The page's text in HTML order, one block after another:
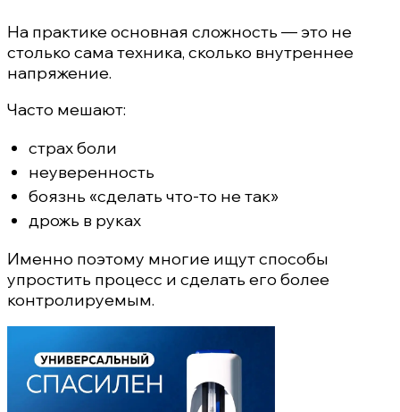
На практике основная сложность — это не
столько сама техника, сколько внутреннее
напряжение.
Часто мешают:
страх боли
неуверенность
боязнь «сделать что-то не так»
дрожь в руках
Именно поэтому многие ищут способы
упростить процесс и сделать его более
контролируемым.